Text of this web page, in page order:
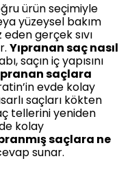
ürün seçimiyle
yüzeysel bakım
gerçek sıvı
Yıpranan saç nasıl
saçın iç yapısını
saçlara
evde kolay
saçları kökten
tellerini yeniden
kolay
saçlara ne
sunar.